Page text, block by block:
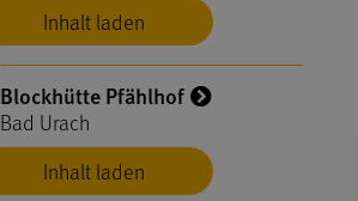
Inhalt laden
Inhalt laden
Blockhütte Pfählhof
Bad Urach